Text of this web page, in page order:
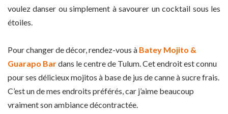
voulez danser ou simplement à savourer un cocktail sous les
étoiles.
Pour changer de décor, rendez-vous à Batey Mojito &
Guarapo Bardans le centre de Tulum. Cet endroit est connu
pour ses délicieux mojitos à base de jus de canne à sucre frais.
C’est un de mes endroits préférés, car j’aime beaucoup
vraiment son ambiance décontractée.